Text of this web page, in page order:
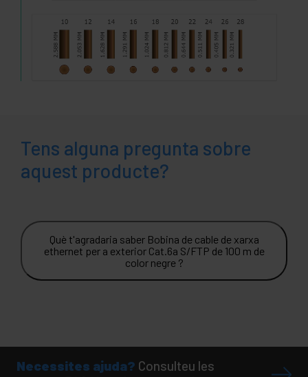
Tens alguna pregunta sobre
aquest producte?
Què t'agradaria saber Bobina de cable de xarxa
ethernet per a exterior Cat.6a S/FTP de 100 m de
color negre ?
Necessites ajuda? Consulteu les